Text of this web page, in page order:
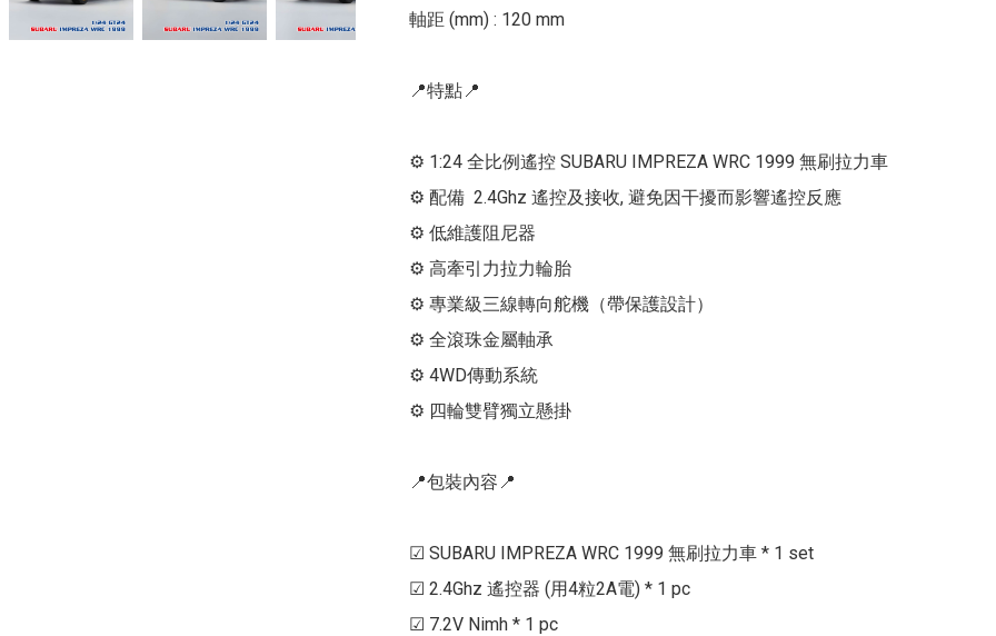
軸距 (mm) : 120 mm
📍特點📍
⚙ 1:24 全比例遙控 SUBARU IMPREZA WRC 1999 無刷拉力車
⚙ 配備  2.4Ghz 遙控及接收, 避免因干擾而影響遙控反應
⚙ 低維護阻尼器
⚙ 高牽引力拉力輪胎
⚙ 專業級三線轉向舵機（帶保護設計）
⚙ 全滾珠金屬軸承
⚙ 4WD傳動系統
⚙ 四輪雙臂獨立懸掛
📍包裝內容📍
☑ SUBARU IMPREZA WRC 1999 無刷拉力車 * 1 set
☑ 2.4Ghz 遙控器 (用4粒2A電) * 1 pc
☑ 7.2V Nimh * 1 pc